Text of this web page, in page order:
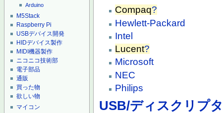
Arduino
M5Stack
Raspberry Pi
USBデバイス開発
HIDデバイス製作
MIDI機器製作
ニコニコ技術部
電子部品
通販
買った物
欲しい物
マイコン
Compaq?
Hewlett-Packard
Intel
Lucent?
Microsoft
NEC
Philips
USB/ディスクリプ